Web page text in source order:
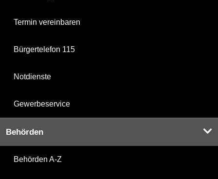
Termin vereinbaren
Bürgertelefon 115
Notdienste
Gewerbeservice
Behörden
Behörden A-Z